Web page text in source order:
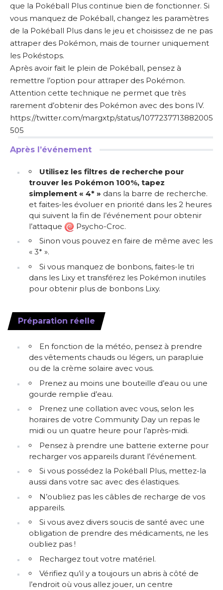
que la Pokéball Plus continue bien de fonctionner. Si
vous manquez de Pokéball, changez les paramètres
de la Pokéball Plus dans le jeu et choisissez de ne pas
attraper des Pokémon, mais de tourner uniquement
les Pokéstops.
Après avoir fait le plein de Pokéball, pensez à
remettre l’option pour attraper des Pokémon.
Attention cette technique ne permet que très
rarement d’obtenir des Pokémon avec des bons IV.
https://twitter.com/margxtp/status/1077237713882005
505
Après l’événement
Utilisez les filtres de recherchepour
trouver les Pokémon 100%, tapez
simplement « 4* » dans la barre de recherche.
et faites-les évoluer en priorité dans les 2 heures
qui suivent la fin de l’événement pour obtenir
l’attaque
Psycho-Croc.
Sinon vous pouvez en faire de même avec les
« 3* ».
Si vous manquez de bonbons, faites-le tri
dans les Lixy et transférez les Pokémon inutiles
pour obtenir plus de bonbons Lixy.
Préparation réelle
En fonction de la météo, pensez à prendre
des vêtements chauds ou légers, un parapluie
ou de la crème solaire avec vous.
Prenez au moins une bouteille d’eau ou une
gourde remplie d’eau.
Prenez une collation avec vous, selon les
horaires de votre Community Day un repas le
midi ou un quatre heure pour l’après-midi.
Pensez à prendre une batterie externe pour
recharger vos appareils durant l’événement.
Si vous possédez la Pokéball Plus, mettez-la
aussi dans votre sac avec des élastiques.
N’oubliez pas les câbles de recharge de vos
appareils.
Si vous avez divers soucis de santé avec une
obligation de prendre des médicaments, ne les
oubliez pas !
Rechargez tout votre matériel.
Vérifiez qu’il y a toujours un abris à côté de
l’endroit où vous allez jouer, un centre